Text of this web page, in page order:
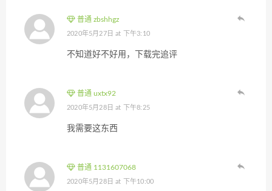
普通 zbshhgz
2020年5月27日 at 下午3:10
不知道好不好用，下载完追评
普通 uxtx92
2020年5月28日 at 下午8:25
我需要这东西
普通 1131607068
2020年5月28日 at 下午10:00